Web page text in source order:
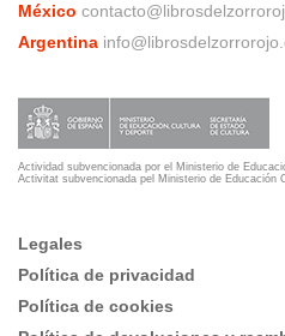
México
Argentina
Actividad subvencionada por el Ministerio de
Activitat subvencionada pel Ministerio de Educación
Legales
Política de privacidad
Política de cookies